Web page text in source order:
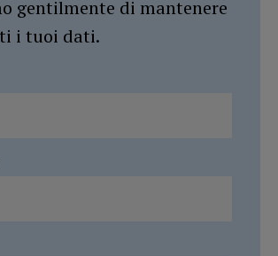
gentilmente di mantenere
i tuoi dati.